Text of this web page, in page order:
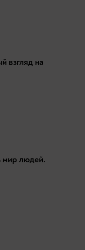
взгляд на
мир людей.